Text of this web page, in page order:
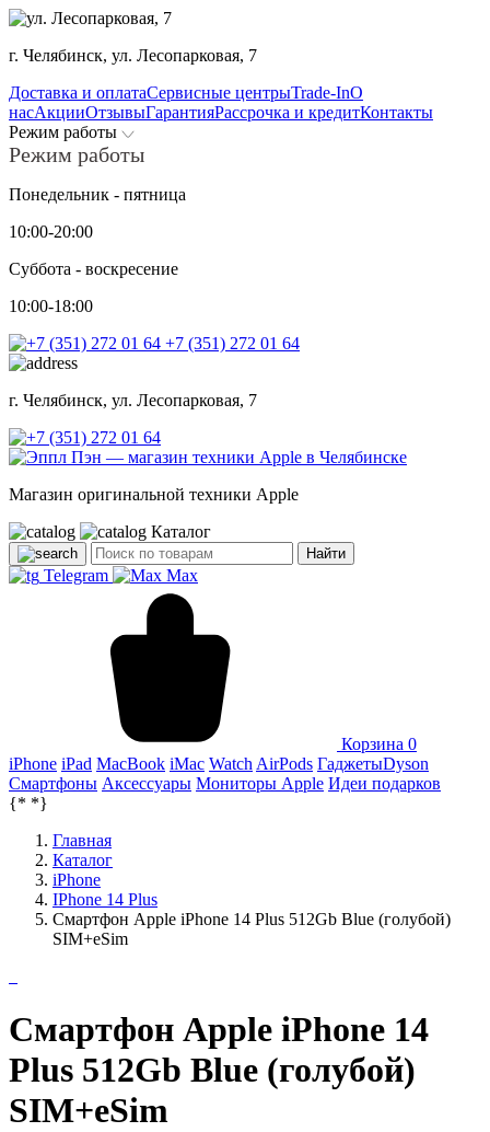
г. Челябинск, ул. Лесопарковая, 7
Доставка и оплатаСервисные центрыTrade-InО
насАкцииОтзывыГарантияРассрочка и кредитКонтакты
Режим работы
Режим работы
Понедельник - пятница
10:00-20:00
Суббота - воскресение
10:00-18:00
+7 (351) 272 01 64
г. Челябинск, ул. Лесопарковая, 7
Магазин оригинальной техники Apple
Каталог
Найти
Telegram Max
Корзина 0
iPhone iPad MacBook iMac Watch AirPods ГаджетыDyson
Смартфоны Аксессуары Мониторы Apple Идеи подарков
{* *}
Главная
Каталог
iPhone
IPhone 14 Plus
Смартфон Apple iPhone 14 Plus 512Gb Blue (голубой)
SIM+eSim
Смартфон Apple iPhone 14
Plus 512Gb Blue (голубой)
SIM+eSim